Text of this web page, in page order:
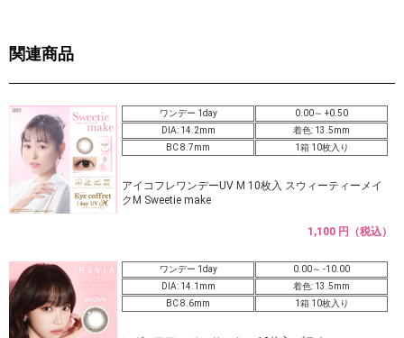
関連商品
ワンデー 1day
0.00～ +0.50
DIA: 14.2mm
着色: 13.5mm
BC 8.7mm
1箱 10枚入り
アイコフレワンデーUV M 10枚入 スウィーティーメイ
クM Sweetie make
1,100 円（税込）
ワンデー 1day
0.00～ -10.00
DIA: 14.1mm
着色: 13.5mm
BC 8.6mm
1箱 10枚入り